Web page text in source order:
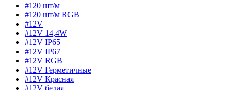
#120 шт/м
#120 шт/м RGB
#12V
#12V 14,4W
#12V IP65
#12V IP67
#12V RGB
#12V Герметичные
#12V Красная
#12V белая